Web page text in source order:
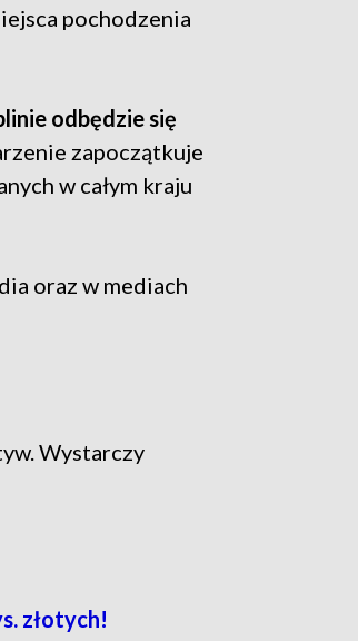
pochodzenia
odbędzie się
zapoczątkuje
w całym kraju
oraz w mediach
Wystarczy
złotych!